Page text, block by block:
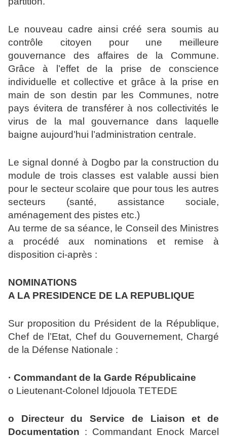
Le nouveau cadre ainsi créé sera soumis au
contrôle citoyen pour une meilleure
gouvernance des affaires de la Commune.
Grâce à l’effet de la prise de conscience
individuelle et collective et grâce à la prise en
main de son destin par les Communes, notre
pays évitera de transférer à nos collectivités le
virus de la mal gouvernance dans laquelle
baigne aujourd’hui l’administration centrale.
Le signal donné à Dogbo par la construction du
module de trois classes est valable aussi bien
pour le secteur scolaire que pour tous les autres
secteurs (santé, assistance sociale,
aménagement des pistes etc.)
Au terme de sa séance, le Conseil des Ministres
a procédé aux nominations et remise à
disposition ci-après :
NOMINATIONS
A LA PRESIDENCE DE LA REPUBLIQUE
Sur proposition du Président de la République,
Chef de l’Etat, Chef du Gouvernement, Chargé
de la Défense Nationale :
· Commandant de la Garde Républicaine
o Lieutenant-Colonel Idjouola TETEDE
o Directeur du Service de Liaison et de
Documentation : Commandant Enock Marcel